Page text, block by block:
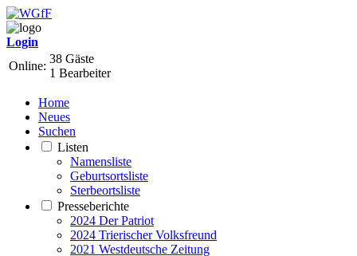
Login
Online:
38 Gäste
1 Bearbeiter
Home
Neues
Suchen
Listen
Namensliste
Geburtsortsliste
Sterbeortsliste
Presseberichte
2024 Der Patriot
2024 Trierischer Volksfreund
2021 Westdeutsche Zeitung